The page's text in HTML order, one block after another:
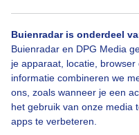
Buienradar is onderdeel
Buienradar en DPG Media
je apparaat, locatie,
informatie combineren we
ons, zoals wanneer je een
het gebruik van onze media
apps te verbeteren.
Een